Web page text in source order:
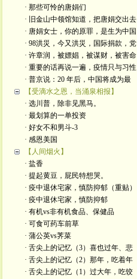
· 那些可怜的唐娟们
· 旧金山中领馆知道，把唐娟交出去
· 唐娟女士，你的原罪，是生为中国
· 98洪災，今又洪災，国际捐款，党
· 许章润，被嫖娼，被谋财，被害命
· 重要的话再说一遍，疫情只与习性
· 普京说：20 年后，中国将成为最
【受滴水之恩，当涌泉相报】
· 选川普，除非见黑马。
· 最划算的一单投资
· 好女不和男斗-3
· 感恩美国
【人间烟火】
· 盐香
· 提起黄豆，屁民特想哭。
· 疫中退休宅家，慎防抑郁（重贴）
· 疫中退休宅家，慎防抑郁
· 有机vs非有机食品、保健品
· 可食可药车前草
· 蒲公英vs荠菜
· 舌尖上的记忆（3）喜也过年、悲
· 舌尖上的记忆（2）那年，吃着年
· 舌尖上的记忆（1）过大年，吃饺